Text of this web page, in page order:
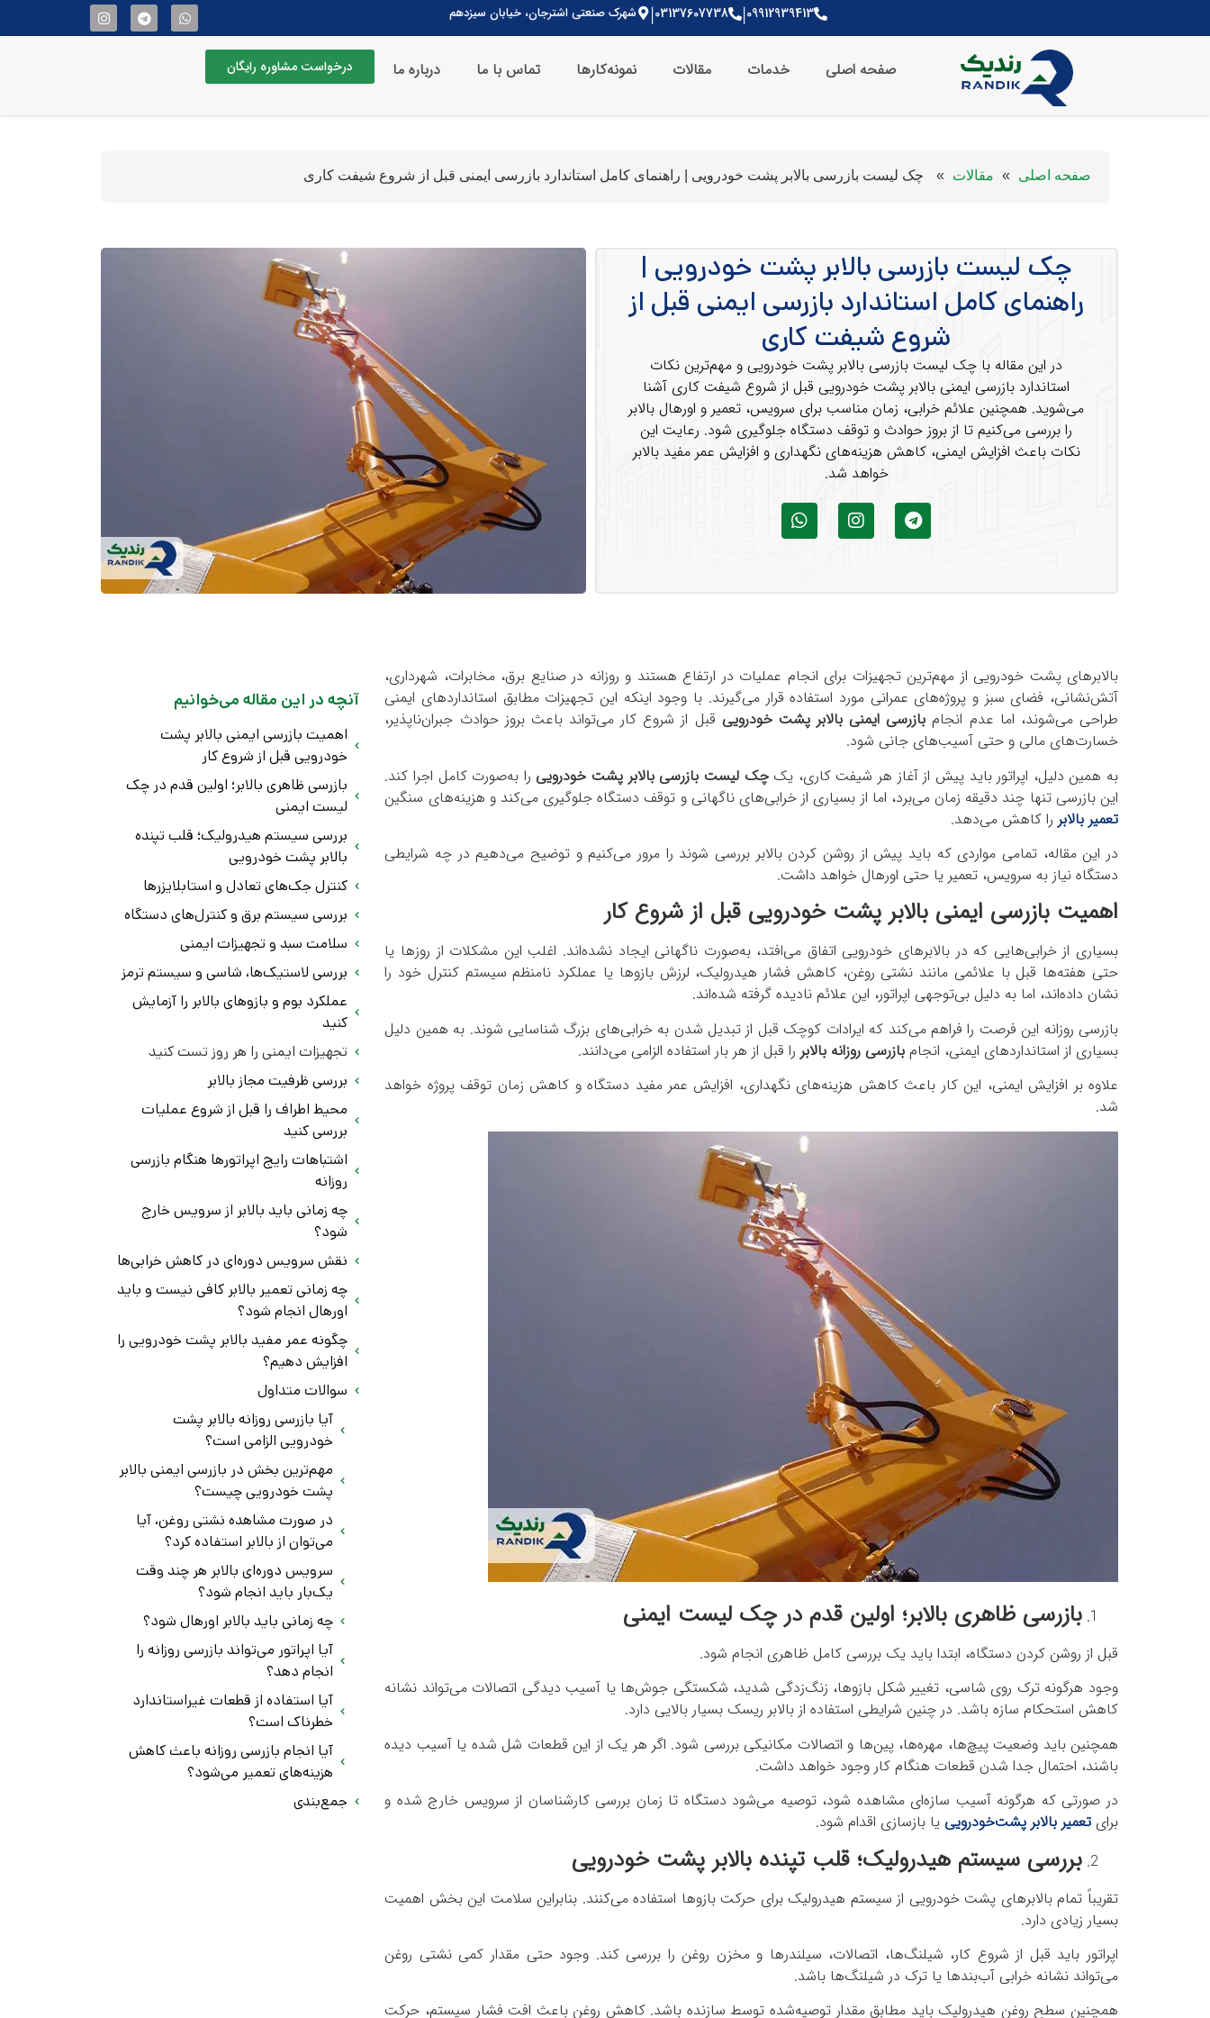
09912939413
03137607738 شهرک صنعتی اشترجان، خیابان سیزدهم
صفحه اصلی خدمات مقالات نمونه‌کارها تماس با ما درباره ما درخواست مشاوره رایگان
صفحه اصلی » مقالات » چک لیست بازرسی بالابر پشت خودرویی | راهنمای کامل استاندارد بازرسی ایمنی قبل از شروع شیفت کاری
چک لیست بازرسی بالابر پشت خودرویی |
راهنمای کامل استاندارد بازرسی ایمنی قبل از
شروع شیفت کاری
در این مقاله با چک لیست بازرسی بالابر پشت خودرویی و مهم‌ترین نکات
استاندارد بازرسی ایمنی بالابر پشت خودرویی قبل از شروع شیفت کاری آشنا
می‌شوید. همچنین علائم خرابی، زمان مناسب برای سرویس، تعمیر و اورهال بالابر
را بررسی می‌کنیم تا از بروز حوادث و توقف دستگاه جلوگیری شود. رعایت این
نکات باعث افزایش ایمنی، کاهش هزینه‌های نگهداری و افزایش عمر مفید بالابر
خواهد شد.
بالابرهای پشت خودرویی از مهم‌ترین تجهیزات برای انجام عملیات در ارتفاع هستند و روزانه در صنایع برق، مخابرات، شهرداری،
آتش‌نشانی، فضای سبز و پروژه‌های عمرانی مورد استفاده قرار می‌گیرند. با وجود اینکه این تجهیزات مطابق استانداردهای ایمنی
طراحی می‌شوند، اما عدم انجام بازرسی ایمنی بالابر پشت خودرویی قبل از شروع کار می‌تواند باعث بروز حوادث جبران‌ناپذیر،
خسارت‌های مالی و حتی آسیب‌های جانی شود.
به همین دلیل، اپراتور باید پیش از آغاز هر شیفت کاری، یکچک لیست بازرسی بالابر پشت خودروییرا به‌صورت کامل اجرا کند.
این بازرسی تنها چند دقیقه زمان می‌برد، اما از بسیاری از خرابی‌های ناگهانی و توقف دستگاه جلوگیری می‌کند و هزینه‌های سنگین
تعمیر بالابر را کاهش می‌دهد.
در این مقاله، تمامی مواردی که باید پیش از روشن کردن بالابر بررسی شوند را مرور می‌کنیم و توضیح می‌دهیم در چه شرایطی
دستگاه نیاز به سرویس، تعمیر یا حتی اورهال خواهد داشت.
اهمیت بازرسی ایمنی بالابر پشت خودرویی قبل از شروع کار
بسیاری از خرابی‌هایی که در بالابرهای خودرویی اتفاق می‌افتد، به‌صورت ناگهانی ایجاد نشده‌اند. اغلب این مشکلات از روزها یا
حتی هفته‌ها قبل با علائمی مانند نشتی روغن، کاهش فشار هیدرولیک، لرزش بازوها یا عملکرد نامنظم سیستم کنترل خود را
نشان داده‌اند، اما به دلیل بی‌توجهی اپراتور، این علائم نادیده گرفته شده‌اند.
بازرسی روزانه این فرصت را فراهم می‌کند که ایرادات کوچک قبل از تبدیل شدن به خرابی‌های بزرگ شناسایی شوند. به همین دلیل
بسیاری از استانداردهای ایمنی، انجام بازرسی روزانه بالابر را قبل از هر بار استفاده الزامی می‌دانند.
علاوه بر افزایش ایمنی، این کار باعث کاهش هزینه‌های نگهداری، افزایش عمر مفید دستگاه و کاهش زمان توقف پروژه خواهد
شد.
بازرسی ظاهری بالابر؛ اولین قدم در چک لیست ایمنی
قبل از روشن کردن دستگاه، ابتدا باید یک بررسی کامل ظاهری انجام شود.
وجود هرگونه ترک روی شاسی، تغییر شکل بازوها، زنگ‌زدگی شدید، شکستگی جوش‌ها یا آسیب دیدگی اتصالات می‌تواند نشانه
کاهش استحکام سازه باشد. در چنین شرایطی استفاده از بالابر ریسک بسیار بالایی دارد.
همچنین باید وضعیت پیچ‌ها، مهره‌ها، پین‌ها و اتصالات مکانیکی بررسی شود. اگر هر یک از این قطعات شل شده یا آسیب دیده
باشند، احتمال جدا شدن قطعات هنگام کار وجود خواهد داشت.
در صورتی که هرگونه آسیب سازه‌ای مشاهده شود، توصیه می‌شود دستگاه تا زمان بررسی کارشناسان از سرویس خارج شده و
برای تعمیر بالابر پشت‌خودرویی یا بازسازی اقدام شود.
بررسی سیستم هیدرولیک؛ قلب تپنده بالابر پشت خودرویی
تقریباً تمام بالابرهای پشت خودرویی از سیستم هیدرولیک برای حرکت بازوها استفاده می‌کنند. بنابراین سلامت این بخش اهمیت
بسیار زیادی دارد.
اپراتور باید قبل از شروع کار، شیلنگ‌ها، اتصالات، سیلندرها و مخزن روغن را بررسی کند. وجود حتی مقدار کمی نشتی روغن
می‌تواند نشانه خرابی آب‌بندها یا ترک در شیلنگ‌ها باشد.
همچنین سطح روغن هیدرولیک باید مطابق مقدار توصیه‌شده توسط سازنده باشد. کاهش روغن باعث افت فشار سیستم، حرکت
آنچه در این مقاله می‌خوانیم
اهمیت بازرسی ایمنی بالابر پشت
خودرویی قبل از شروع کار
بازرسی ظاهری بالابر؛ اولین قدم در چک
لیست ایمنی
بررسی سیستم هیدرولیک؛ قلب تپنده
بالابر پشت خودرویی
کنترل جک‌های تعادل و استابلایزرها
بررسی سیستم برق و کنترل‌های دستگاه
سلامت سبد و تجهیزات ایمنی
بررسی لاستیک‌ها، شاسی و سیستم ترمز
عملکرد بوم و بازوهای بالابر را آزمایش
کنید
تجهیزات ایمنی را هر روز تست کنید
بررسی ظرفیت مجاز بالابر
محیط اطراف را قبل از شروع عملیات
بررسی کنید
اشتباهات رایج اپراتورها هنگام بازرسی
روزانه
چه زمانی باید بالابر از سرویس خارج
شود؟
نقش سرویس دوره‌ای در کاهش خرابی‌ها
چه زمانی تعمیر بالابر کافی نیست و باید
اورهال انجام شود؟
چگونه عمر مفید بالابر پشت خودرویی را
افزایش دهیم؟
سوالات متداول
آیا بازرسی روزانه بالابر پشت
خودرویی الزامی است؟
مهم‌ترین بخش در بازرسی ایمنی بالابر
پشت خودرویی چیست؟
در صورت مشاهده نشتی روغن، آیا
می‌توان از بالابر استفاده کرد؟
سرویس دوره‌ای بالابر هر چند وقت
یک‌بار باید انجام شود؟
چه زمانی باید بالابر اورهال شود؟
آیا اپراتور می‌تواند بازرسی روزانه را
انجام دهد؟
آیا استفاده از قطعات غیراستاندارد
خطرناک است؟
آیا انجام بازرسی روزانه باعث کاهش
هزینه‌های تعمیر می‌شود؟
جمع‌بندی